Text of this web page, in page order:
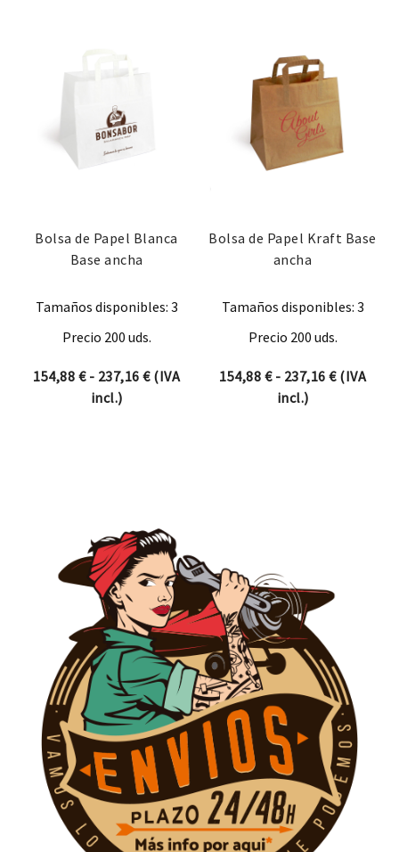
Bolsa de Papel Blanca
Base ancha
Tamaños disponibles: 3
Precio 200 uds.
154,88 € - 237,16 €Rango de precios: desde 154,88 €
(IVA
incl.)
Bolsa de Papel Kraft Base
ancha
Tamaños disponibles: 3
Precio 200 uds.
154,88 € - 237,16 €Rango
(IVA
incl.)